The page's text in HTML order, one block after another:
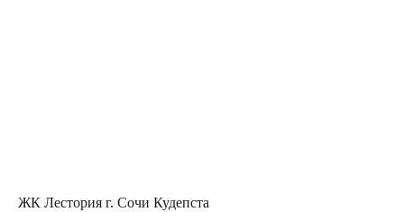
ЖК Лестория г. Сочи Кудепста